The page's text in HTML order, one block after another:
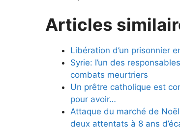
Articles
Libération d’un prisonnier
Syrie: l’un des
combats meurtriers
Un prêtre catholique est
pour avoir…
Attaque du marché de
deux attentats à 8 ans